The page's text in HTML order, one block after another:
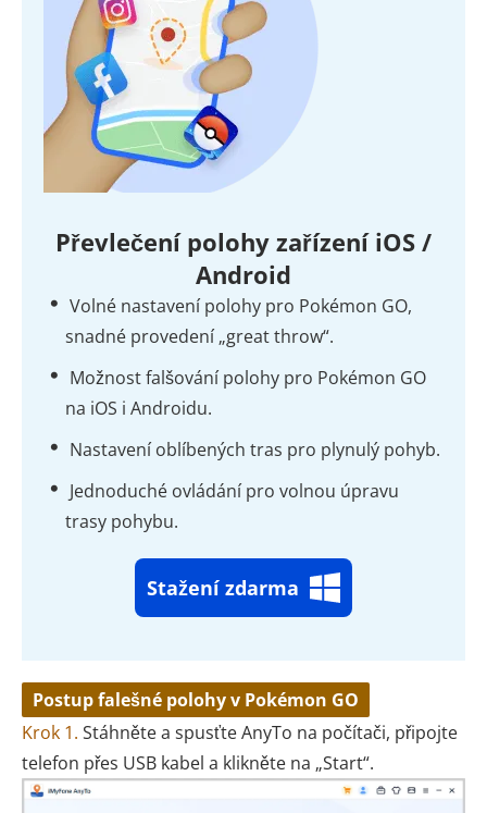
Převlečení polohy zařízení iOS /
Android
Volné nastavení polohy pro Pokémon GO,
snadné provedení „great throw“.
Možnost falšování polohy pro Pokémon GO
na iOS i Androidu.
Nastavení oblíbených tras pro plynulý pohyb.
Jednoduché ovládání pro volnou úpravu
trasy pohybu.
Stažení zdarma
Postup falešné polohy v Pokémon GO
Krok 1. Stáhněte a spusťte AnyTo na počítači, připojte
telefon přes USB kabel a klikněte na „Start“.